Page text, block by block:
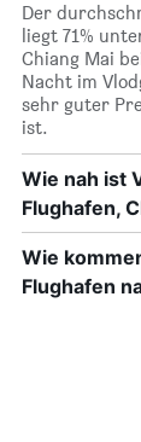
Der
liegt 71%
Chiang Mai
Nacht im
sehr guter
ist.
Wie nah ist
Flughafen,
Wie
Flughafen